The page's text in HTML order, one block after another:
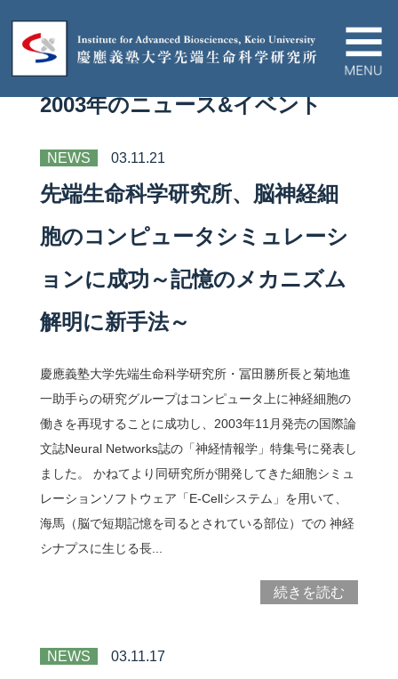
IABについて
論文/ハイライト
産官学連携
問い合わせ
2003年のニュース&イベント
NEWS 03.11.21
先端生命科学研究所、脳神経細
胞のコンピュータシミュレーシ
ョンに成功～記憶のメカニズム
解明に新手法～
慶應義塾大学先端生命科学研究所・冨田勝所長と菊地進
一助手らの研究グループはコンピュータ上に神経細胞の
働きを再現することに成功し、2003年11月発売の国際論
文誌Neural Networks誌の「神経情報学」特集号に発表し
ました。 かねてより同研究所が開発してきた細胞シミュ
レーションソフトウェア「E-Cellシステム」を用いて、
海馬（脳で短期記憶を司るとされている部位）での 神経
シナプスに生じる長...
続きを読む
NEWS 03.11.17